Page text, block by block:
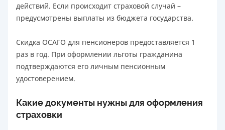
действий. Если происходит страховой случай –
предусмотрены выплаты из бюджета государства.
Скидка ОСАГО для пенсионеров предоставляется 1
раз в год. При оформлении льготы гражданина
подтверждаются его личным пенсионным
удостоверением.
Какие документы нужны для оформления
страховки